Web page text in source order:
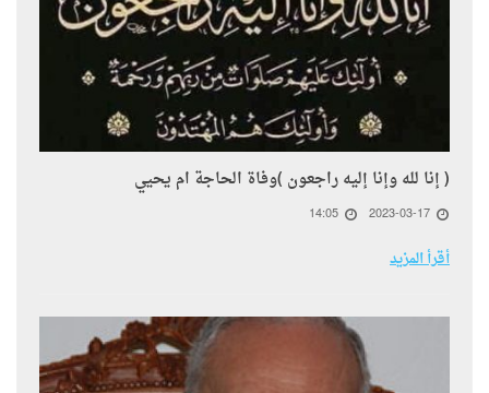
( إنا لله وإنا إليه راجعون )وفاة الحاجة ام يحيي
2023-03-17
14:05
أقرأ المزيد